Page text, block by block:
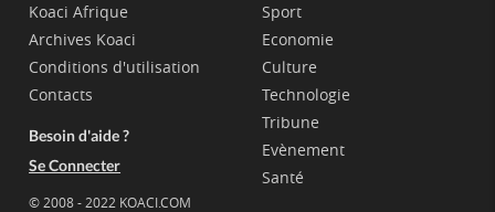
Koaci Afrique
Archives Koaci
Conditions d'utilisation
Contacts
Besoin d'aide ?
Se Connecter
© 2008 - 2022 KOACI.COM
Sport
Economie
Culture
Technologie
Tribune
Evènement
Santé